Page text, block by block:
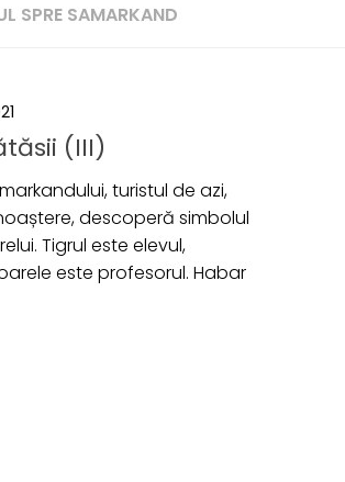
SPRE SAMARKAND
(III)
turistul de azi,
descoperă simbolul
Tigrul este elevul,
este profesorul. Habar